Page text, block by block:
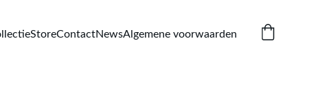
StoreContactNewsAlgemene voorwaarden